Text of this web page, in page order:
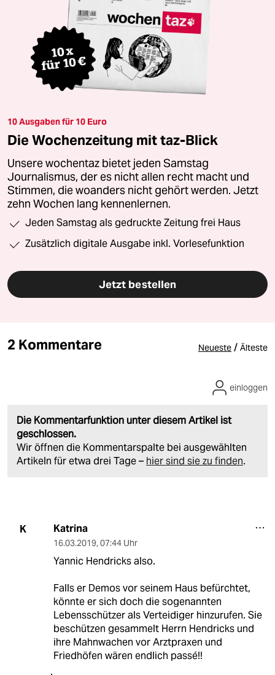
10 Ausgaben für 10 Euro
Die Wochenzeitung mit taz-Blick
Unsere wochentaz bietet jeden Samstag
Journalismus, der es nicht allen recht macht und
Stimmen, die woanders nicht gehört werden. Jetzt
zehn Wochen lang kennenlernen.
Jeden Samstag als gedruckte Zeitung frei Haus
Zusätzlich digitale Ausgabe inkl. Vorlesefunktion
Jetzt bestellen
2 Kommentare Neueste / Älteste
Die Kommentarfunktion unter diesem Artikel ist
geschlossen.
Wir öffnen die Kommentarspalte bei ausgewählten
Artikeln für etwa drei Tage – hier sind sie zu finden.
einloggen
K Katrina
16.03.2019, 07:44 Uhr
Yannic Hendricks also.
Falls er Demos vor seinem Haus befürchtet,
könnte er sich doch die sogenannten
Lebensschützer als Verteidiger hinzurufen. Sie
beschützen gesammelt Herrn Hendricks und
ihre Mahnwachen vor Arztpraxen und
Friedhöfen wären endlich passé!!